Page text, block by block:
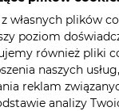
Cena
własnych plików
poziom
również pliki
naszych
reklam
analizy